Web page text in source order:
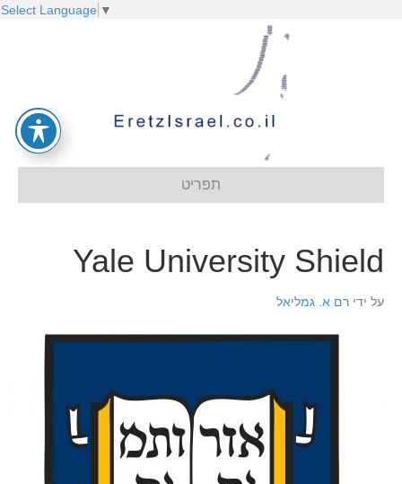
Select Language ▼
תפריט
Yale University Shield
על ידי רם א. גמליאל